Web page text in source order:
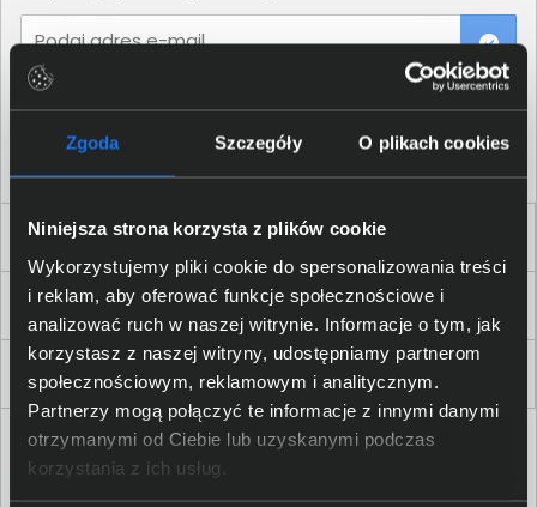
Zgoda Szczegóły O plikach cookies
Niniejsza strona korzysta z plików cookie
Wykorzystujemy pliki cookie do spersonalizowania treści
i reklam, aby oferować funkcje społecznościowe i
analizować ruch w naszej witrynie. Informacje o tym, jak
korzystasz z naszej witryny, udostępniamy partnerom
społecznościowym, reklamowym i analitycznym.
Partnerzy mogą połączyć te informacje z innymi danymi
otrzymanymi od Ciebie lub uzyskanymi podczas
korzystania z ich usług.
Dla Firm i Instytucji
Zakupy
Delkom 2000
Podaj adres e-mail